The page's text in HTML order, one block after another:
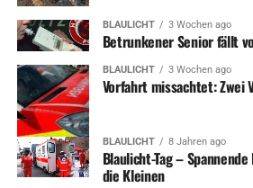
BLAULICHT 3 Wochen ago
Betrunkener Senior fällt
BLAULICHT 3 Wochen ago
Vorfahrt missachtet: Zwei
BLAULICHT 8 Jahren ago
Blaulicht-Tag –
die Kleinen